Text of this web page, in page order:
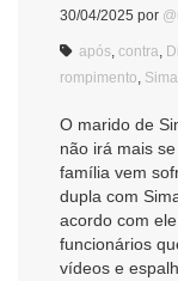
30/04/2025 por
após contra
rompimento
O marido de
não irá mais
família vem
dupla com
acordo com
funcionários
vídeos e